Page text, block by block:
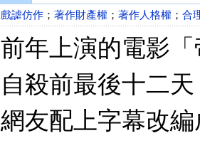
戲謔仿作 ； 著作財產權 ； 著作人格權 ； 合
前年上演的電影
自殺前最後十二
網友配上字幕改